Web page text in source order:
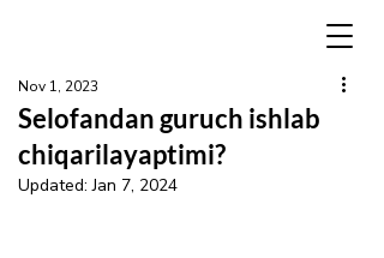
Selofandan guruch ishlab
chiqarilayaptimi?
Nov 1, 2023
Updated:Jan 7, 2024